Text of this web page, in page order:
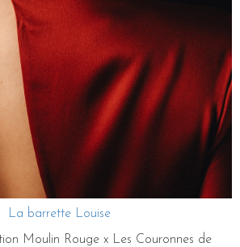
La barrette Louise
Moulin Rouge x Les Couronnes de